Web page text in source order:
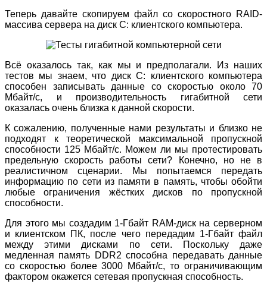
Теперь давайте скопируем файл со скоростного RAID-
массива сервера на диск C: клиентского компьютера.
Всё оказалось так, как мы и предполагали. Из наших
тестов мы знаем, что диск C: клиентского компьютера
способен записывать данные со скоростью около 70
Мбайт/с, и производительность гигабитной сети
оказалась очень близка к данной скорости.
К сожалению, полученные нами результаты и близко не
подходят к теоретической максимальной пропускной
способности 125 Мбайт/с. Можем ли мы протестировать
предельную скорость работы сети? Конечно, но не в
реалистичном сценарии. Мы попытаемся передать
информацию по сети из памяти в память, чтобы обойти
любые ограничения жёстких дисков по пропускной
способности.
Для этого мы создадим 1-Гбайт RAM-диск на серверном
и клиентском ПК, после чего передадим 1-Гбайт файл
между этими дисками по сети. Поскольку даже
медленная память DDR2 способна передавать данные
со скоростью более 3000 Мбайт/с, то ограничивающим
фактором окажется сетевая пропускная способность.